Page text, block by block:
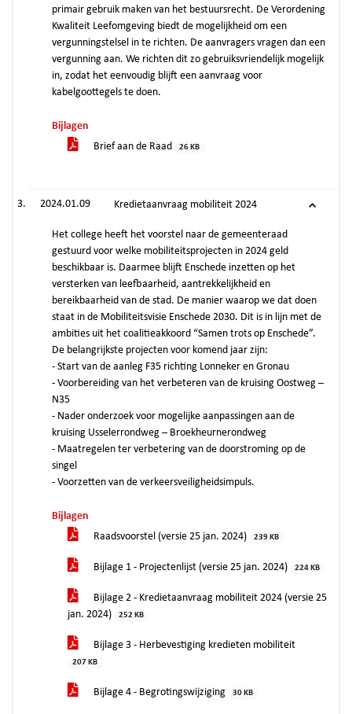
primair gebruik maken van het bestuursrecht. De Verordening
Kwaliteit Leefomgeving biedt de mogelijkheid om een
vergunningstelsel in te richten. De aanvragers vragen dan een
vergunning aan. We richten dit zo gebruiksvriendelijk mogelijk
in, zodat het eenvoudig blijft een aanvraag voor
kabelgoottegels te doen.
Bijlagen
Brief aan de Raad
26 KB
2024.01.09 Kredietaanvraag mobiliteit 2024
Het college heeft het voorstel naar de gemeenteraad
gestuurd voor welke mobiliteitsprojecten in 2024 geld
beschikbaar is. Daarmee blijft Enschede inzetten op het
versterken van leefbaarheid, aantrekkelijkheid en
bereikbaarheid van de stad. De manier waarop we dat doen
staat in de Mobiliteitsvisie Enschede 2030. Dit is in lijn met de
ambities uit het coalitieakkoord “Samen trots op Enschede”.
De belangrijkste projecten voor komend jaar zijn:
- Start van de aanleg F35 richting Lonneker en Gronau
- Voorbereiding van het verbeteren van de kruising Oostweg –
N35
- Nader onderzoek voor mogelijke aanpassingen aan de
kruising Usselerrondweg – Broekheurnerondweg
- Maatregelen ter verbetering van de doorstroming op de
singel
- Voorzetten van de verkeersveiligheidsimpuls.
Bijlagen
Raadsvoorstel (versie 25 jan. 2024)
239 KB
Bijlage 1 - Projectenlijst (versie 25 jan. 2024) 224 KB
Bijlage 2 - Kredietaanvraag mobiliteit 2024 (versie 25
jan. 2024)
252 KB
Bijlage 3 - Herbevestiging kredieten mobiliteit
207 KB
Bijlage 4 - Begrotingswijziging 30 KB